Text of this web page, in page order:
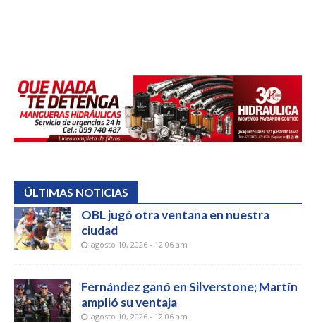
ÚLTIMAS NOTICIAS
OBL jugó otra ventana en nuestra
ciudad
agosto 10, 2026 - 12:06 am
Fernández ganó en Silverstone; Martín
amplió su ventaja
agosto 10, 2026 - 12:06 am